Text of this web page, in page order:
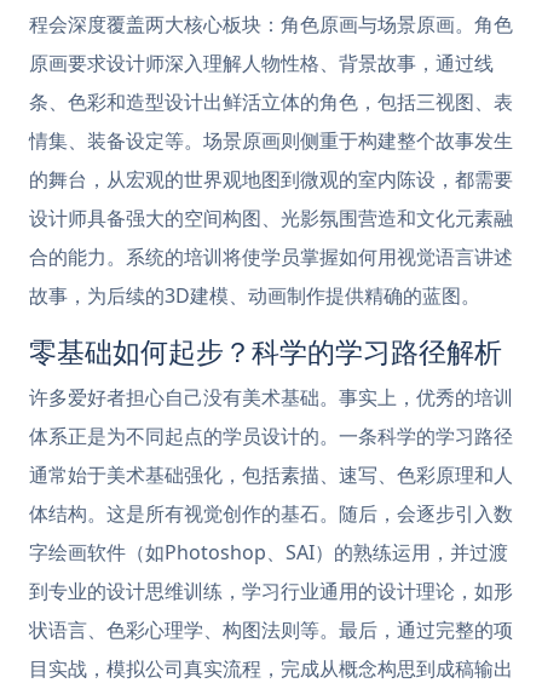
程会深度覆盖两大核心板块：角色原画与场景原画。角色
原画要求设计师深入理解人物性格、背景故事，通过线
条、色彩和造型设计出鲜活立体的角色，包括三视图、表
情集、装备设定等。场景原画则侧重于构建整个故事发生
的舞台，从宏观的世界观地图到微观的室内陈设，都需要
设计师具备强大的空间构图、光影氛围营造和文化元素融
合的能力。系统的培训将使学员掌握如何用视觉语言讲述
故事，为后续的3D建模、动画制作提供精确的蓝图。
零基础如何起步？科学的学习路径解析
许多爱好者担心自己没有美术基础。事实上，优秀的培训
体系正是为不同起点的学员设计的。一条科学的学习路径
通常始于美术基础强化，包括素描、速写、色彩原理和人
体结构。这是所有视觉创作的基石。随后，会逐步引入数
字绘画软件（如Photoshop、SAI）的熟练运用，并过渡
到专业的设计思维训练，学习行业通用的设计理论，如形
状语言、色彩心理学、构图法则等。最后，通过完整的项
目实战，模拟公司真实流程，完成从概念构思到成稿输出